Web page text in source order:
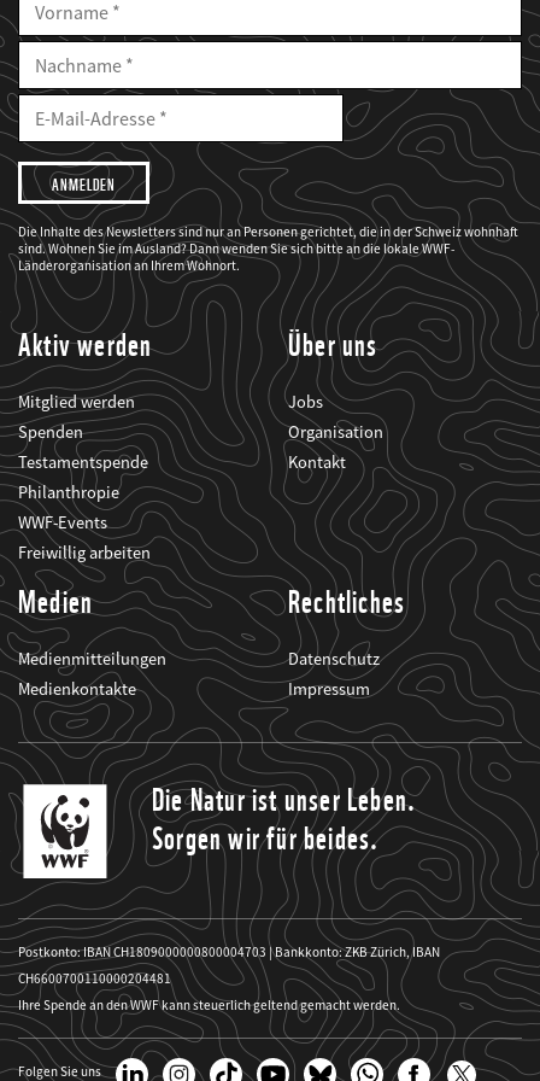
Vorname
Nachname
E-
Mailadresse
E-
Adresse
Ich
möchte,
dass
der
WWF
mich
über
seine
Projekte
informiert.
Die Inhalte des Newsletters sind nur an Personen gerichtet, die in der Schweiz wohnhaft
sind. Wohnen Sie im Ausland? Dann wenden Sie sich bitte an die lokale WWF-
Länderorganisation an Ihrem Wohnort.
Aktiv werden
Mitglied werden
Spenden
Testamentspende
Philanthropie
WWF-Events
Freiwillig arbeiten
Über uns
Jobs
Organisation
Kontakt
Medien
Medienmitteilungen
Medienkontakte
Rechtliches
Datenschutz
Impressum
Die Natur ist unser Leben.
Sorgen wir für beides.
Postkonto: IBAN CH1809000000800004703 | Bankkonto: ZKB Zürich, IBAN
CH6600700110000204481
Ihre Spende an den WWF kann steuerlich geltend gemacht werden.
Folgen Sie uns